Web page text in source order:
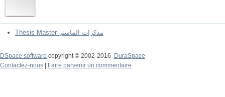
Thesis Master مذكرات الماستر
DSpace software copyright © 2002-2016
DuraSpace
Contactez-nous
Faire parvenir un commentaire